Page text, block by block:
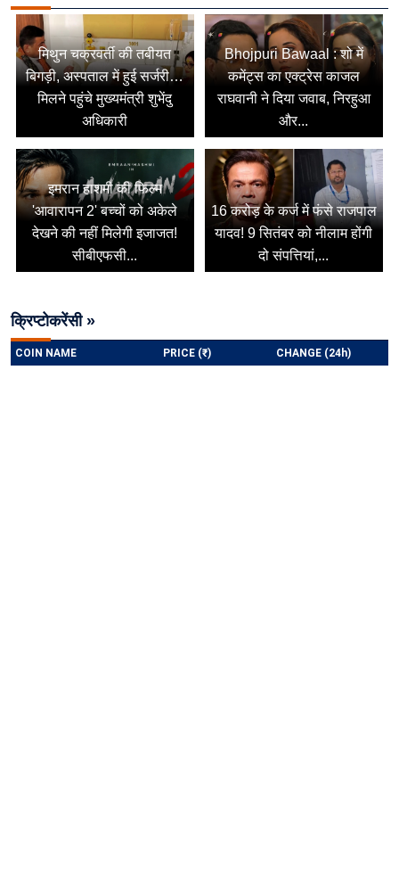
मिथुन चक्रवर्ती की तबीयत
बिगड़ी, अस्पताल में हुई सर्जरी…
मिलने पहुंचे मुख्यमंत्री शुभेंदु
अधिकारी
Bhojpuri Bawaal : शो में
कमेंट्स का एक्ट्रेस काजल
राघवानी ने दिया जवाब, निरहुआ
और...
इमरान हाशमी की फिल्म
'आवारापन 2' बच्चों को अकेले
देखने की नहीं मिलेगी इजाजत!
सीबीएफसी...
16 करोड़ के कर्ज में फंसे राजपाल
यादव! 9 सितंबर को नीलाम होंगी
दो संपत्तियां,...
क्रिप्टोकरेंसी »